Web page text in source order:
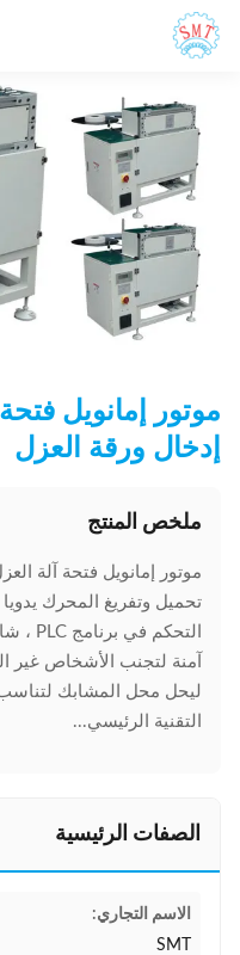
موتور إمانويل
إدخال ورقة العزل
ملخص المنتج
التقنية الرئيسي...
الصفات الرئيسية
الاسم التجاري:
SMT